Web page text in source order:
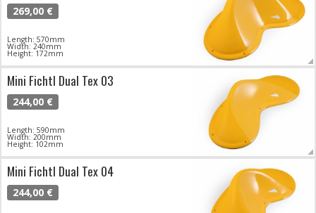
269,00 €
Length: 570mm
Width: 240mm
Height: 172mm
Mini Fichtl Dual Tex 03
244,00 €
Length: 590mm
Width: 200mm
Height: 102mm
Mini Fichtl Dual Tex 04
244,00 €